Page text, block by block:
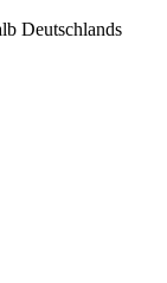
Deutschlands